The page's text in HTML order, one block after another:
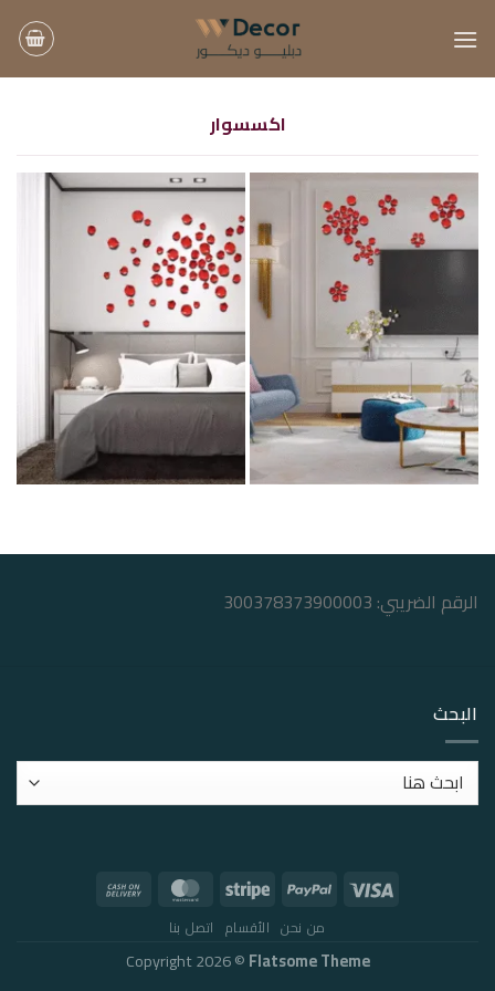
للمحتوى
اكسسوار
الرقم الضريبي: 300378373900003
البحث
من نحن الأقسام اتصل بنا
Copyright 2026 ©Flatsome Theme